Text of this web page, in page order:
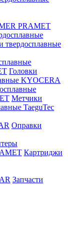
PRAMET
твердосплавные
Головки
KYOCERA
Метчики
TaeguTec
Оправки
Картриджи
Запчасти